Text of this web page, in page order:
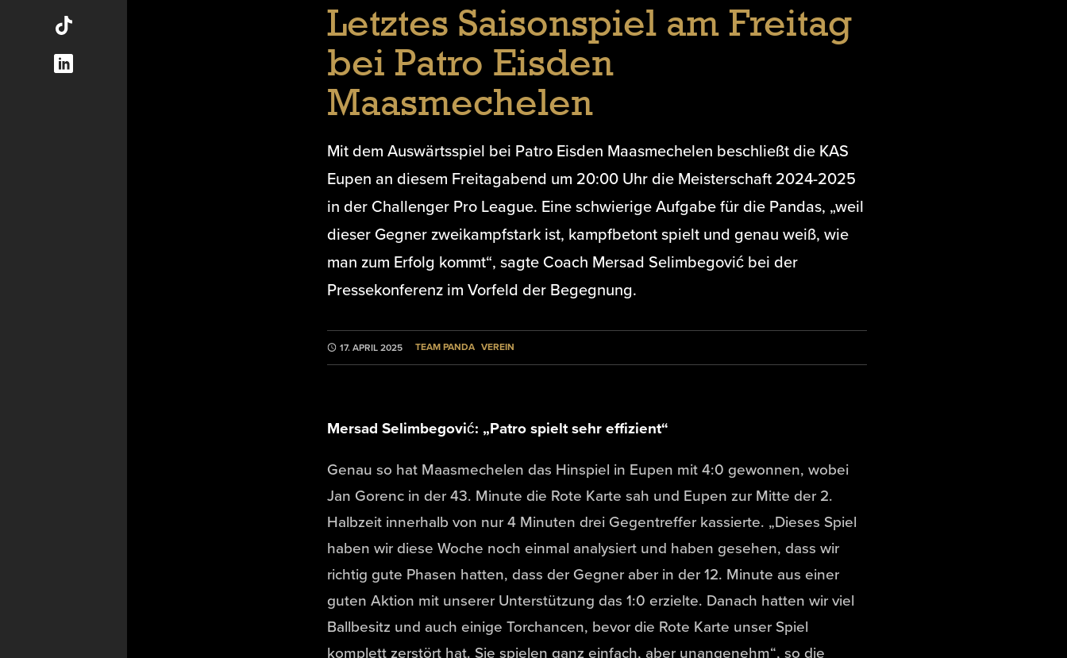
Letztes Saisonspiel am Freitag
bei Patro Eisden
Maasmechelen
Mit dem Auswärtsspiel bei Patro Eisden Maasmechelen beschließt die KAS
Eupen an diesem Freitagabend um 20:00 Uhr die Meisterschaft 2024-2025
in der Challenger Pro League. Eine schwierige Aufgabe für die Pandas, „weil
dieser Gegner zweikampfstark ist, kampfbetont spielt und genau weiß, wie
man zum Erfolg kommt“, sagte Coach Mersad Selimbegović bei der
Pressekonferenz im Vorfeld der Begegnung.
17. APRIL 2025 TEAM PANDA VEREIN
Mersad Selimbegović: „Patro spielt sehr effizient“
Genau so hat Maasmechelen das Hinspiel in Eupen mit 4:0 gewonnen, wobei
Jan Gorenc in der 43. Minute die Rote Karte sah und Eupen zur Mitte der 2.
Halbzeit innerhalb von nur 4 Minuten drei Gegentreffer kassierte. „Dieses Spiel
haben wir diese Woche noch einmal analysiert und haben gesehen, dass wir
richtig gute Phasen hatten, dass der Gegner aber in der 12. Minute aus einer
guten Aktion mit unserer Unterstützung das 1:0 erzielte. Danach hatten wir viel
Ballbesitz und auch einige Torchancen, bevor die Rote Karte unser Spiel
komplett zerstört hat. Sie spielen ganz einfach, aber unangenehm“, so die